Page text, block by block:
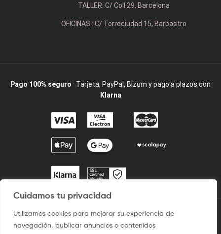
Cuidamos tu privacidad
Utilizamos cookies para mejorar su experiencia de
navegación, publicar anuncios o contenidos
TALLER: C/ Coll 29, Barcelona
OFICINAS : C/ Torreciudad 15, Barbastro
Pago 100% seguro · Tarjeta, PayPal, Bizum y pago a plazos con
Klarna
2009 / ©2025 Camisetaspersonalizadas.com. Todos los derechos
reservados.